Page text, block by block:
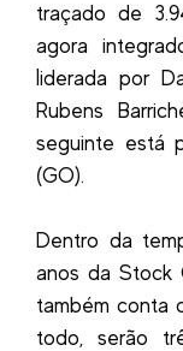
traçado de
agora
liderada por
Rubens
seguinte está
(GO).
Dentro da
anos da Stock
também conta
todo, serão